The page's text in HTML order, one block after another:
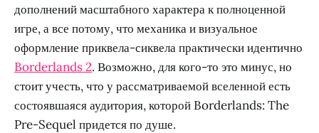
дополнений масштабного характера к полноценной
игре, а все потому, что механика и визуальное
оформление приквела-сиквела практически идентично
Borderlands 2. Возможно, для кого-то это минус, но
стоит учесть, что у рассматриваемой вселенной есть
состоявшаяся аудитория, которой Borderlands: The
Pre-Sequel придется по душе.